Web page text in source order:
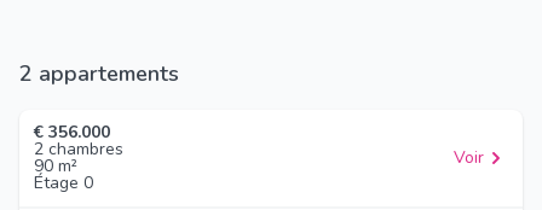
2 appartements
€ 356.000
2 chambres
90 m²
Étage 0
Voir